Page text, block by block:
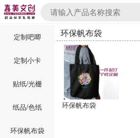
定制吧唧
定制小卡
贴纸/光栅
纸品/色纸
环保帆布袋
环保帆布袋
环保帆布袋